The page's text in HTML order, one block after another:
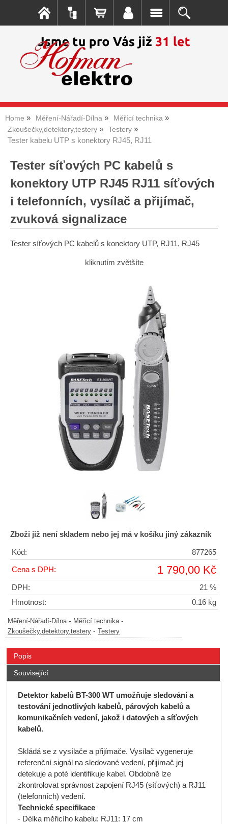
Home Měření-Nářadí-Dílna
Měřící technika
Zkoušečky,detektory,testery
Testery
Tester kabelu UTP s konektory RJ45, RJ11
Tester síťových PC kabelů s
konektory UTP RJ45 RJ11 síťových
i telefonních, vysílač a přijímač,
zvuková signalizace
Tester síťových PC kabelů s konektory UTP, RJ11, RJ45
kliknutím zvětšíte
Zboži již není skladem nebo jej má v košíku jiný zákazník
Kód: 877265
Cena s DPH: 1 790,00 Kč
DPH:
21 %
Hmotnost:
0.16 kg
Měření-Nářadí-Dílna- Měřící technika-
Zkoušečky,detektory,testery - Testery
Popis
Související
Detektor kabelů BT-300 WT umožňuje sledování a
testování jednotlivých kabelů, párových kabelů a
komunikačních vedení, jakož i datových a síťových
kabelů.
Skládá se z vysílače a přijímače. Vysílač vygeneruje
referenční signál na sledované vedení, přijímač jej
detekuje a poté identifikuje kabel. Obdobně lze
zkontrolovat správnost zapojení RJ45 (síťových) a RJ11
(telefonních) vedení.
Technické specifikace
- Délka měřicího kabelu: RJ11: 17 cm